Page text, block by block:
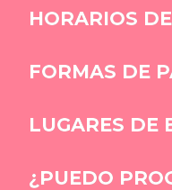
HORARIOS
FORMAS DE
LUGARES DE
¿PUEDO